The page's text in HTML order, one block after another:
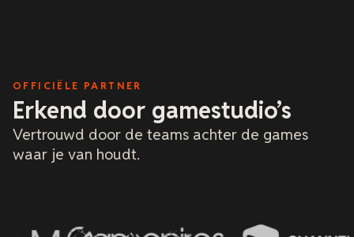
OFFICIËLE PARTNER
Erkend door gamestudio’s
Vertrouwd door de teams achter de games
waar je van houdt.